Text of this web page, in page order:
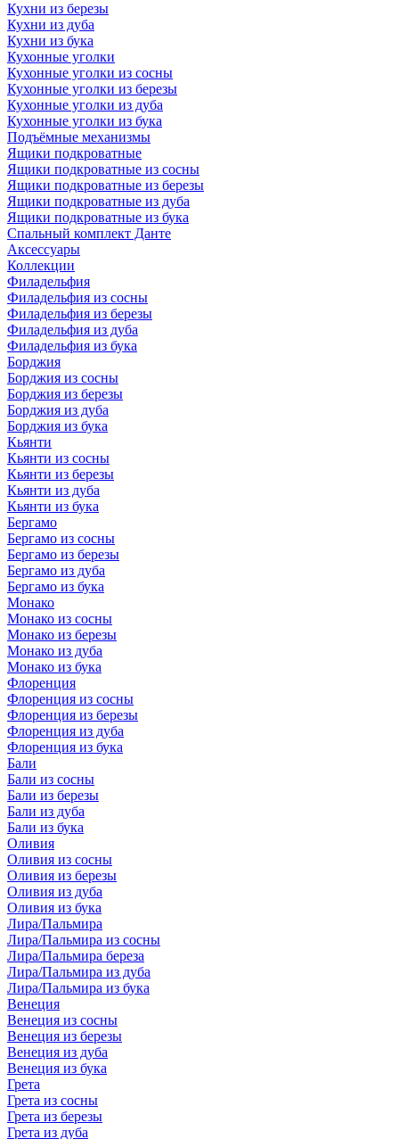
Кухни из березы
Кухни из дуба
Кухни из бука
Кухонные уголки
Кухонные уголки из сосны
Кухонные уголки из березы
Кухонные уголки из дуба
Кухонные уголки из бука
Подъёмные механизмы
Ящики подкроватные
Ящики подкроватные из сосны
Ящики подкроватные из березы
Ящики подкроватные из дуба
Ящики подкроватные из бука
Спальный комплект Данте
Аксессуары
Коллекции
Филадельфия
Филадельфия из сосны
Филадельфия из березы
Филадельфия из дуба
Филадельфия из бука
Борджия
Борджия из сосны
Борджия из березы
Борджия из дуба
Борджия из бука
Кьянти
Кьянти из сосны
Кьянти из березы
Кьянти из дуба
Кьянти из бука
Бергамо
Бергамо из сосны
Бергамо из березы
Бергамо из дуба
Бергамо из бука
Монако
Монако из сосны
Монако из березы
Монако из дуба
Монако из бука
Флоренция
Флоренция из сосны
Флоренция из березы
Флоренция из дуба
Флоренция из бука
Бали
Бали из сосны
Бали из березы
Бали из дуба
Бали из бука
Оливия
Оливия из сосны
Оливия из березы
Оливия из дуба
Оливия из бука
Лира/Пальмира
Лира/Пальмира из сосны
Лира/Пальмира береза
Лира/Пальмира из дуба
Лира/Пальмира из бука
Венеция
Венеция из сосны
Венеция из березы
Венеция из дуба
Венеция из бука
Грета
Грета из сосны
Грета из березы
Грета из дуба